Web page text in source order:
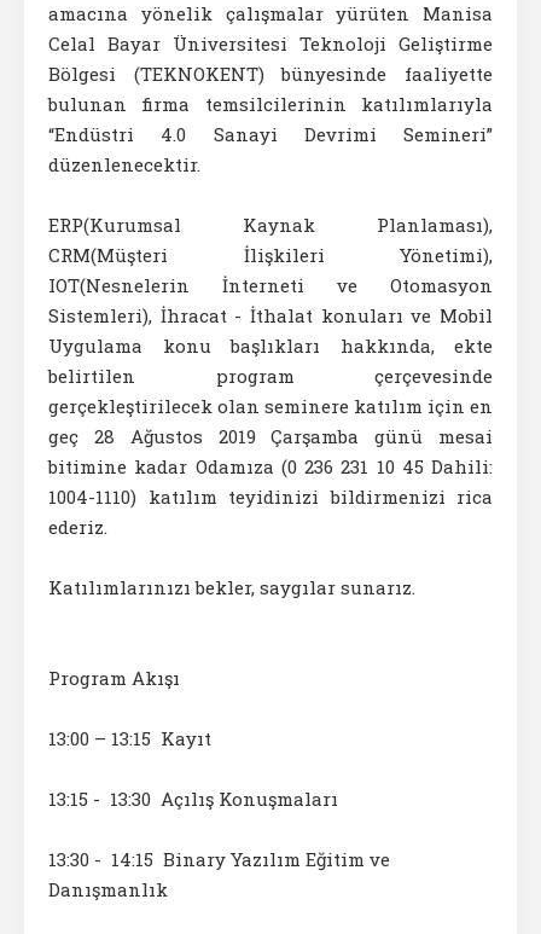
amacına yönelik çalışmalar yürüten Manisa
Celal Bayar Üniversitesi Teknoloji Geliştirme
Bölgesi (TEKNOKENT) bünyesinde faaliyette
bulunan firma temsilcilerinin katılımlarıyla
“Endüstri 4.0 Sanayi Devrimi Semineri”
düzenlenecektir.
ERP(Kurumsal Kaynak Planlaması),
CRM(Müşteri İlişkileri Yönetimi),
IOT(Nesnelerin İnterneti ve Otomasyon
Sistemleri), İhracat - İthalat konuları ve Mobil
Uygulama konu başlıkları hakkında, ekte
belirtilen program çerçevesinde
gerçekleştirilecek olan seminere katılım için en
geç 28 Ağustos 2019 Çarşamba günü mesai
bitimine kadar Odamıza (0 236 231 10 45 Dahili:
1004-1110) katılım teyidinizi bildirmenizi rica
ederiz.
Katılımlarınızı bekler, saygılar sunarız.
Program Akışı
13:00 – 13:15 Kayıt
13:15 - 13:30 Açılış Konuşmaları
13:30 - 14:15 Binary Yazılım Eğitim ve
Danışmanlık